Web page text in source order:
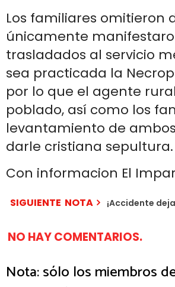
Los familiares omitieron
únicamente
trasladados al servicio
sea practicada la
por lo que el agente
poblado, así como los
levantamiento de
darle cristiana sepultura.
Con informacion El
SIGUIENTE NOTA ¡Accidente
NO HAY COMENTARIOS.
Nota: sólo los miembros